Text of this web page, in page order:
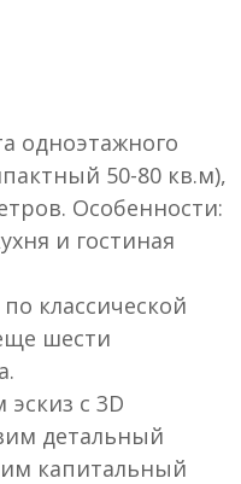
одноэтажного
50-80 кв.м),
Особенности:
и гостиная
классической
шести
с 3D
детальный
капитальный